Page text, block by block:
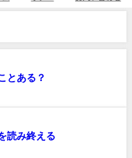
とある？
読み終える